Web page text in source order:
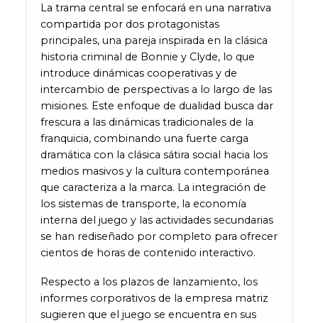
La trama central se enfocará en una narrativa
compartida por dos protagonistas
principales, una pareja inspirada en la clásica
historia criminal de Bonnie y Clyde, lo que
introduce dinámicas cooperativas y de
intercambio de perspectivas a lo largo de las
misiones. Este enfoque de dualidad busca dar
frescura a las dinámicas tradicionales de la
franquicia, combinando una fuerte carga
dramática con la clásica sátira social hacia los
medios masivos y la cultura contemporánea
que caracteriza a la marca. La integración de
los sistemas de transporte, la economía
interna del juego y las actividades secundarias
se han rediseñado por completo para ofrecer
cientos de horas de contenido interactivo.
Respecto a los plazos de lanzamiento, los
informes corporativos de la empresa matriz
sugieren que el juego se encuentra en sus